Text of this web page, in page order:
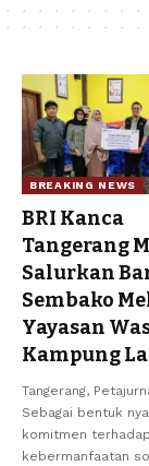
BREAKING NEWS
BRI Kanca
Tangerang
Salurkan
Sembako
Yayasan
Kampung
Tangerang,
Sebagai bentuk
komitmen terhadap
kebermanfaatan